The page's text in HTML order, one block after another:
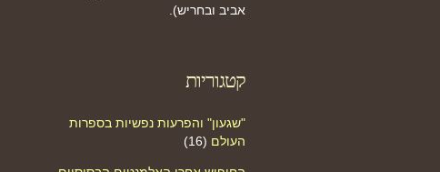
אביב ובחריש).
קטגוריות
"שגעון" והפרעות נפשיות בספרות
העולם (16)